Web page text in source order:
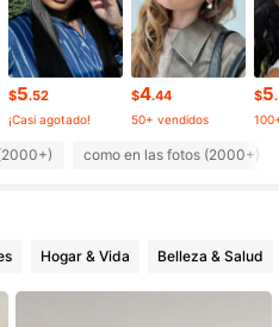
$5.52
¡Casi agotado!
$4.44
50+ vendidos
$5
como en las fotos (2000+)
Hogar & Vida Belleza & Salud